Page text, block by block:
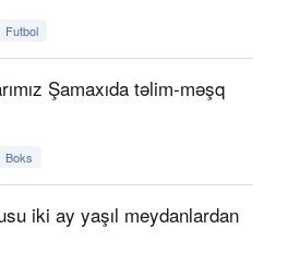
Futbol
Şamaxıda təlim-məşq
Boks
iki ay yaşıl meydanlardan